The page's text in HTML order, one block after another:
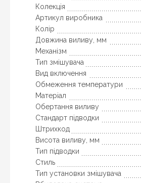
Колекція
Артикул виробника
Колір
Довжина виливу, мм
Механізм
Тип змішувача
Вид включення
Обмеження температури
Матеріал
Обертання виливу
Стандарт підводки
Штрихкод
Висота виливу, мм
Тип підводки
Стиль
Тип установки змішувача